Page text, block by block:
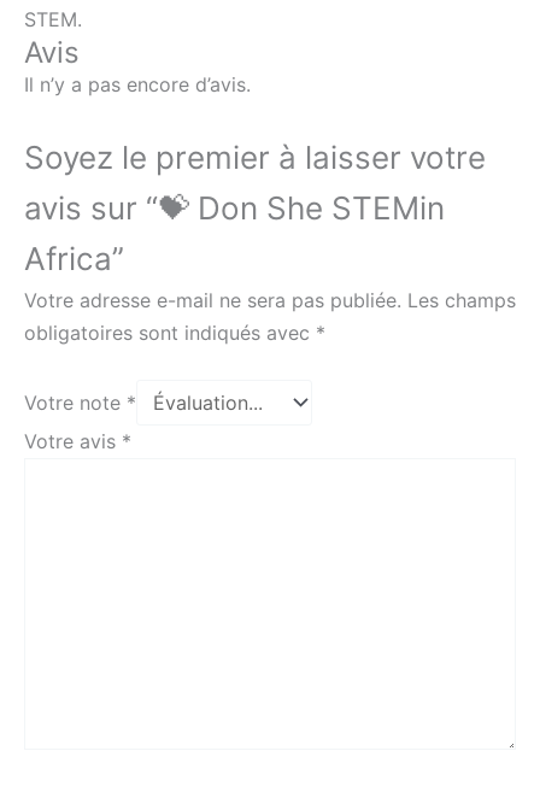
STEM.
Avis
Il n’y a pas encore d’avis.
Soyez le premier à laisser votre
avis sur “💝 Don She STEMin
Africa”
Votre adresse e-mail ne sera pas publiée. Les champs
obligatoires sont indiqués avec *
Votre note *
Votre avis *